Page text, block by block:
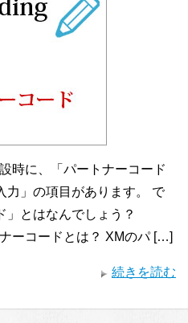
時に、「パートナーコード
力」の項目があります。 で
」とはなんでしょう？
ーコードとは？ XMのパ […]
続きを読む